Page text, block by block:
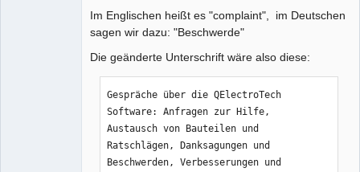
Im Englischen heißt es "complaint", im Deutschen
sagen wir dazu: "Beschwerde"
Die geänderte Unterschrift wäre also diese:
Gespräche über die QElectroTech
Software: Anfragen zur Hilfe,
Austausch von Bauteilen und
Ratschlägen, Danksagungen und
Beschwerden, Verbesserungen und